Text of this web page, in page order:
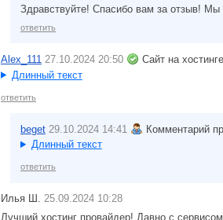
Здравствуйте! Спасибо вам за отзыв!
ответить
Alex_111 27.10.2024 20:50 Сайт на хостинге
Длинный текст
ответить
beget 29.10.2024 14:41
Комментарий
Длинный текст
ответить
Илья Ш.
25.09.2024 10:28
Лучший хостинг провайдер! Давно с сервисом